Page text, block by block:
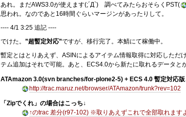
あれ。まだAWS3.0が使えます(;´Д`) 調べてみたらおそらくPST(
思われ。なのであと16時間ぐらいマージンがあったりして。
---- 4/1 3:25 追記 ----
でけた。”超暫定対応”ですが、移行完了。本鯖にて稼働中。
暫定とはとりあえず、ASINによるアイテム情報取得に対応しただ
テム追加はそれで可能。あと、ECS4.0から新たに取れるデータと
ATAmazon 3.0(svn branches/for-plone2-5) + ECS 4.0 暫定対応版
http://trac.maruz.net/browser/ATAmazon/trunk?rev=102
「Zipでくれ」の場合はこっち↓
↑のtrac 差分(r97-102) ※取りあえずこれで全部取れます